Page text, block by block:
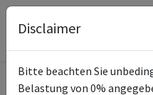
Disclaimer
Bitte beachten Sie
Belastung von 0%